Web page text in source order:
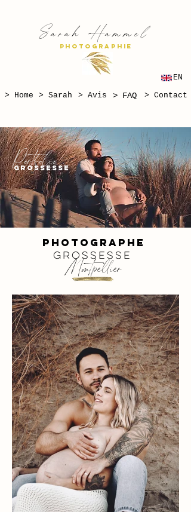
EN
> Home
> Sarah > Avis > FAQ > Contact
Sarah Hammel
PHOTOGRAPHIE
Portfolio
grossesse
photographe
grossesse
Montpellier